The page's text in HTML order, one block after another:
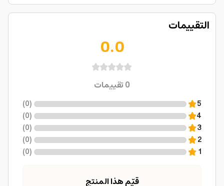
التقييمات
0.0
0تقييمات
5
(
0
)
4
(
0
)
3
(
0
)
2
(
0
)
1
(
0
)
قيّم هذا المنتج